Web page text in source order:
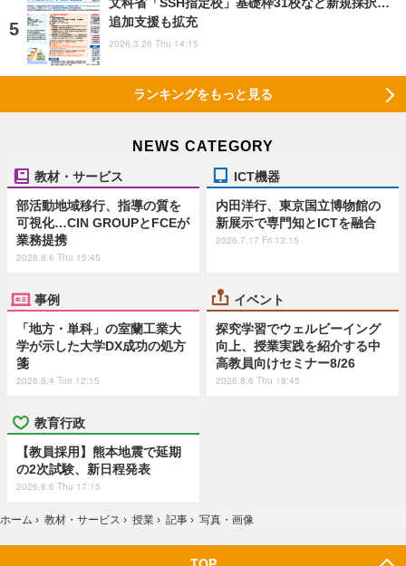
追加支援も拡充
2026.3.26 Thu 14:15
ランキングをもっと見る
NEWS CATEGORY
教材・サービス
部活動地域移行、指導の質を
可視化…CIN GROUPとFCEが
業務提携
2026.8.6 Thu 15:45
ICT機器
内田洋行、東京国立博物館の
新展示で専門知とICTを融合
2026.7.17 Fri 13:15
事例
「地方・単科」の室蘭工業大
学が示した大学DX成功の処方
箋
2026.8.4 Tue 12:15
イベント
探究学習でウェルビーイング
向上、授業実践を紹介する中
高教員向けセミナー8/26
2026.8.6 Thu 18:45
教育行政
【教員採用】熊本地震で延期
の2次試験、新日程発表
2026.8.6 Thu 17:15
ホーム › 教材・サービス › 授業 › 記事 › 写真・画像